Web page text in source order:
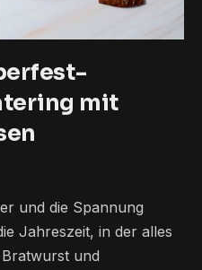
mit
und die Spannung
Jahreszeit, in der alles
und